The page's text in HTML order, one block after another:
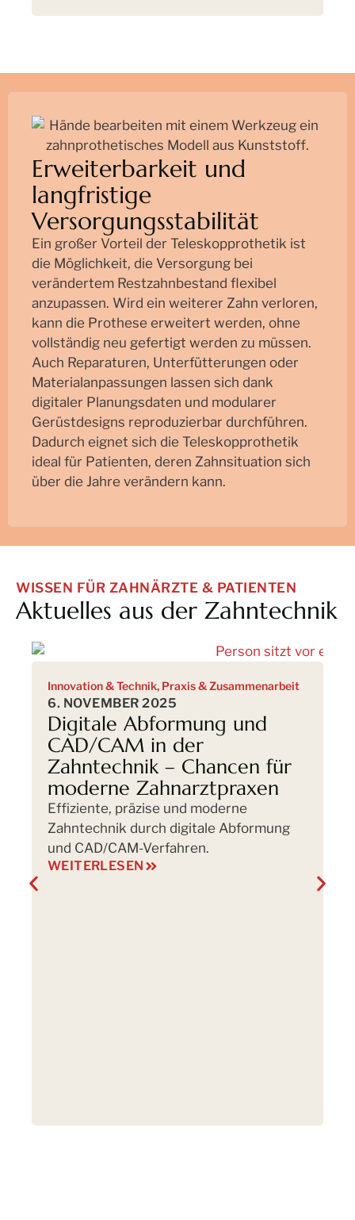
Erweiterbarkeit und
langfristige
Versorgungsstabilität
Ein großer Vorteil der Teleskopprothetik ist
die Möglichkeit, die Versorgung bei
verändertem Restzahnbestand flexibel
anzupassen. Wird ein weiterer Zahn verloren,
kann die Prothese erweitert werden, ohne
vollständig neu gefertigt werden zu müssen.
Auch Reparaturen, Unterfütterungen oder
Materialanpassungen lassen sich dank
digitaler Planungsdaten und modularer
Gerüstdesigns reproduzierbar durchführen.
Dadurch eignet sich die Teleskopprothetik
ideal für Patienten, deren Zahnsituation sich
über die Jahre verändern kann.
WISSEN FÜR ZAHNÄRZTE & PATIENTEN
Aktuelles aus der Zahntechnik
Innovation & Technik, Praxis & Zusammenarbeit
6. NOVEMBER 2025
Digitale Abformung und
CAD/CAM in der
Zahntechnik – Chancen für
moderne Zahnarztpraxen
Effiziente, präzise und moderne
Zahntechnik durch digitale Abformung
und CAD/CAM-Verfahren.
WEITERLESEN